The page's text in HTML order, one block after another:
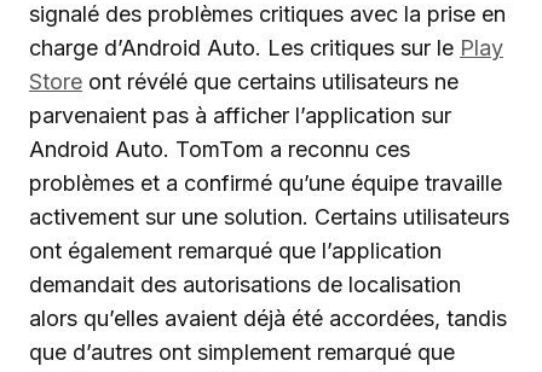
signalé des problèmes critiques avec la prise en
charge d’Android Auto. Les critiques sur le Play
Store ont révélé que certains utilisateurs ne
parvenaient pas à afficher l’application sur
Android Auto. TomTom a reconnu ces
problèmes et a confirmé qu’une équipe travaille
activement sur une solution. Certains utilisateurs
ont également remarqué que l’application
demandait des autorisations de localisation
alors qu’elles avaient déjà été accordées, tandis
que d’autres ont simplement remarqué que